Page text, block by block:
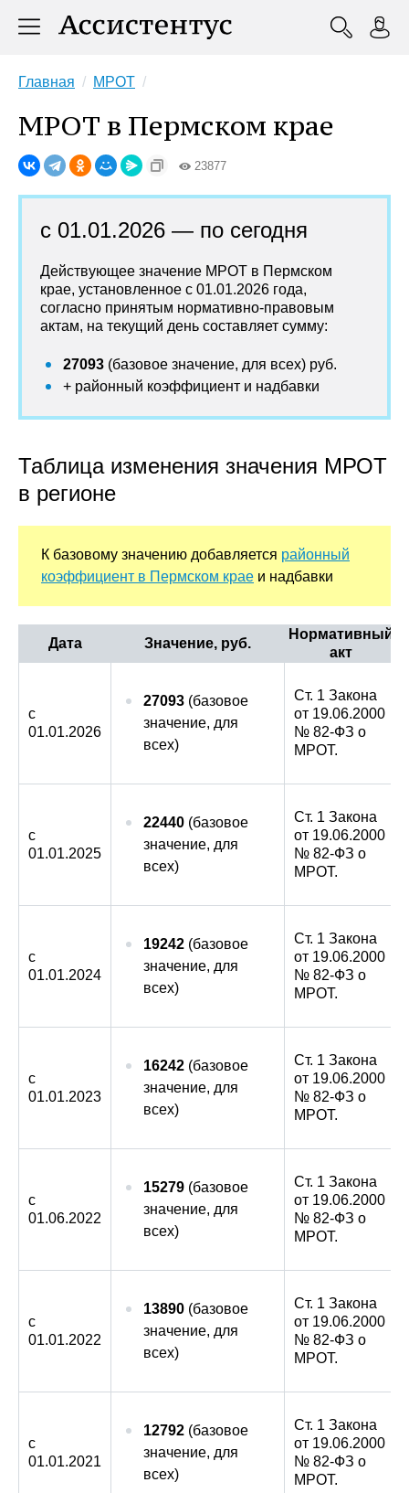
Главная МРОТ
МРОТ в Пермском крае
23877
с 01.01.2026 — по сегодня
Действующее значение МРОТ в Пермском
крае, установленное с 01.01.2026 года,
согласно принятым нормативно-правовым
актам, на текущий день составляет сумму:
27093 (базовое значение, для всех) руб.
+ районный коэффициент и надбавки
Таблица изменения значения МРОТ
в регионе
К базовому значению добавляется районный
коэффициент в Пермском крае и надбавки
Дата Значение, руб.
Нормативный
акт
с
01.01.2026
27093 (базовое
значение, для
всех)
Ст. 1 Закона
от 19.06.2000
№ 82-ФЗ о
МРОТ.
с
01.01.2025
22440 (базовое
значение, для
всех)
Ст. 1 Закона
от 19.06.2000
№ 82-ФЗ о
МРОТ.
с
01.01.2024
19242 (базовое
значение, для
всех)
Ст. 1 Закона
от 19.06.2000
№ 82-ФЗ о
МРОТ.
с
01.01.2023
16242 (базовое
значение, для
всех)
Ст. 1 Закона
от 19.06.2000
№ 82-ФЗ о
МРОТ.
с
01.06.2022
15279 (базовое
значение, для
всех)
Ст. 1 Закона
от 19.06.2000
№ 82-ФЗ о
МРОТ.
с
01.01.2022
13890 (базовое
значение, для
всех)
Ст. 1 Закона
от 19.06.2000
№ 82-ФЗ о
МРОТ.
с
01.01.2021
12792 (базовое
значение, для
всех)
Ст. 1 Закона
от 19.06.2000
№ 82-ФЗ о
МРОТ.